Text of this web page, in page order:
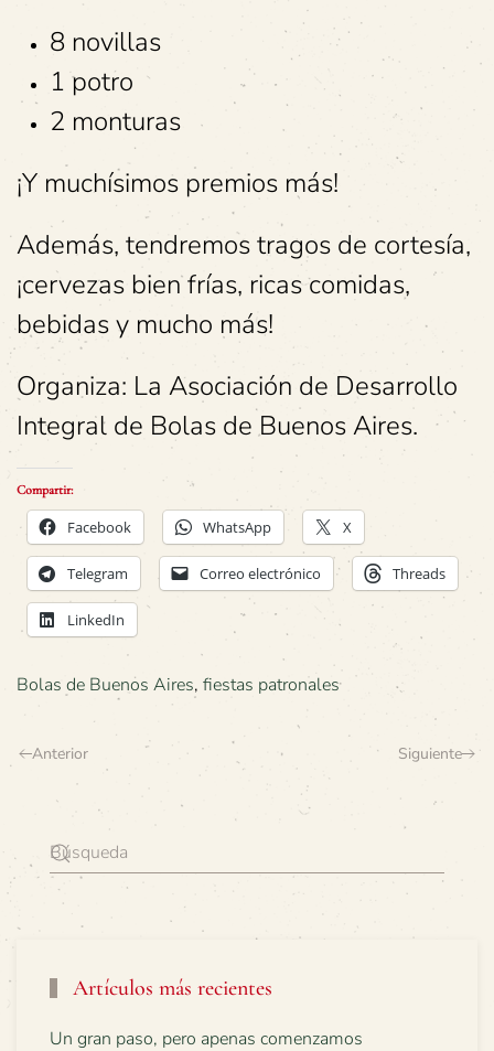
8 novillas
1 potro
2 monturas
¡Y muchísimos premios más!
Además, tendremos tragos de cortesía,
¡cervezas bien frías, ricas comidas,
bebidas y mucho más!
Organiza: La Asociación de Desarrollo
Integral de Bolas de Buenos Aires.
Compartir:
Facebook WhatsApp X
Telegram Correo electrónico Threads
LinkedIn
Bolas de Buenos Aires, fiestas patronales
Anterior Siguiente
Artículos más recientes
Un gran paso, pero apenas comenzamos